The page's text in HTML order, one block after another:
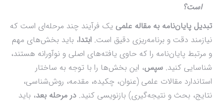
است؟
تبدیل پایان‌نامه به مقاله علمی یک فرآیند چند مرحله‌ای است که
نیازمند دقت و برنامه‌ریزی دقیق است. ابتدا، باید بخش‌های مهم
و مرتبط پایان‌نامه را که حاوی یافته‌های اصلی و نوآورانه هستند،
شناسایی کنید. سپس، این بخش‌ها را با توجه به ساختار
استاندارد مقالات علمی (عنوان، چکیده، مقدمه، روش‌شناسی،
نتایج، بحث و نتیجه‌گیری) بازنویسی کنید. در مرحله بعد، باید